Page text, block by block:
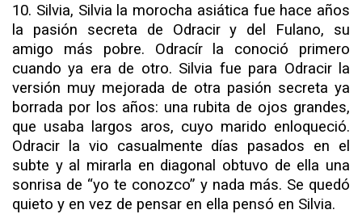
10. Silvia, Silvia la morocha asiática fue hace años
la pa­sión secreta de Odracir y del Fulano, su
amigo más pobre. Odracír la conoció primero
cuando ya era de otro. Silvia fue para Odracir la
versión muy mejorada de otra pasión secreta ya
borrada por los años: una rubita de ojos grandes,
que usaba largos aros, cuyo marido enloqueció.
Odracir la vio casual­mente días pasados en el
subte y al mirarla en diagonal ob­tuvo de ella una
sonrisa de “yo te conozco” y nada más. Se quedó
quieto y en vez de pensar en ella pensó en Silvia.